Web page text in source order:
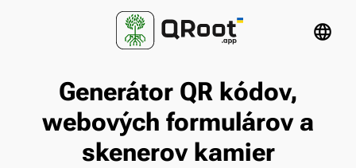
language
Generátor QR kódov,
webových formulárov a
skenerov kamier